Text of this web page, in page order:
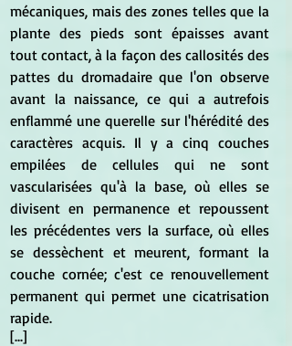
mécaniques, mais des zones telles que la
plante des pieds sont épaisses avant
tout contact, à la façon des callosités des
pattes du dromadaire que l'on observe
avant la naissance, ce qui a autrefois
enflammé une querelle sur l'hérédité des
caractères acquis. Il y a cinq couches
empilées de cellules qui ne sont
vascularisées qu'à la base, où elles se
divisent en permanence et repoussent
les précédentes vers la surface, où elles
se dessèchent et meurent, formant la
couche cornée; c'est ce renouvellement
permanent qui permet une cicatrisation
rapide.
[...]